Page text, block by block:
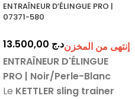
ENTRAÎNEUR D’ÉLINGUE PRO |
07371-580
د.جإنتهى من المخزن
ENTRAÎNEUR D'ÉLINGUE
PRO | Noir/Perle-Blanc
Le KETTLER sling trainer